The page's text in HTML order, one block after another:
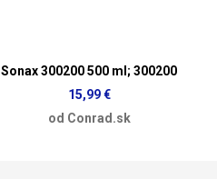
Sonax 300200 500 ml; 300200
15,99 €
od Conrad.sk